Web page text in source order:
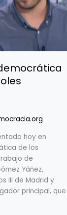
hoy en
de los
de
Yáñez,
III de Madrid y
principal, que